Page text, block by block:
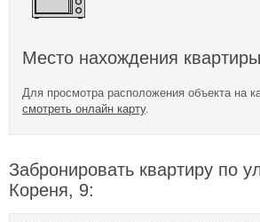
Место нахождения
Для просмотра расположения объекта на
смотреть онлайн карту.
Забронировать квартиру по
Кореня, 9: